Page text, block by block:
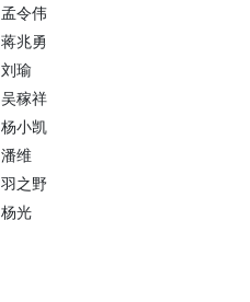
孟令伟
蒋兆勇
刘瑜
吴稼祥
杨小凯
潘维
羽之野
杨光